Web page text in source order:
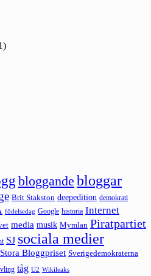
bloggande bloggar
Brit Stakston deepedition demokrati
födelsedag Google historia Internet
media musik Mymlan Piratpartiet
SJ sociala medier
Stora Bloggpriset Sverigedemokraterna
tåg U2 Wikileaks